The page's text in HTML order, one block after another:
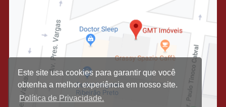
Este site usa cookies para garantir que você
obtenha a melhor experiência em nosso site.
Política de Privacidade.